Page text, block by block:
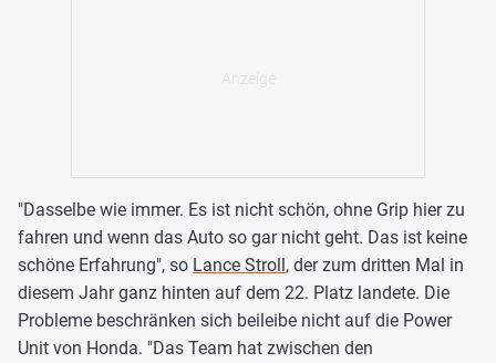
"Dasselbe wie immer. Es ist nicht schön, ohne Grip hier zu
fahren und wenn das Auto so gar nicht geht. Das ist keine
schöne Erfahrung", so Lance Stroll, der zum dritten Mal in
diesem Jahr ganz hinten auf dem 22. Platz landete. Die
Probleme beschränken sich beileibe nicht auf die Power
Unit von Honda. "Das Team hat zwischen den